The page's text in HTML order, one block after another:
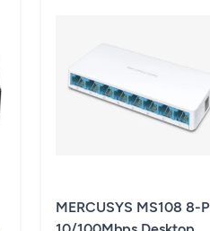
MERCUSYS MS108 8-